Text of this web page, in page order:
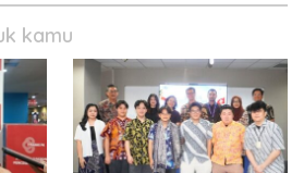
kamu